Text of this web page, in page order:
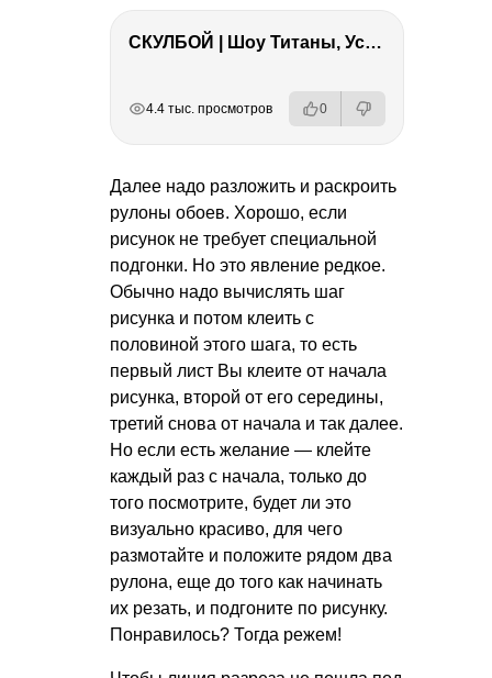
СКУЛБОЙ | Шоу Титаны, Усейн Болт, Ларрат, Зашквар!
4.4 тыс. просмотров 0
Далее надо разложить и раскроить
рулоны обоев. Хорошо, если
рисунок не требует специальной
подгонки. Но это явление редкое.
Обычно надо вычислять шаг
рисунка и потом клеить с
половиной этого шага, то есть
первый лист Вы клеите от начала
рисунка, второй от его середины,
третий снова от начала и так далее.
Но если есть желание — клейте
каждый раз с начала, только до
того посмотрите, будет ли это
визуально красиво, для чего
размотайте и положите рядом два
рулона, еще до того как начинать
их резать, и подгоните по рисунку.
Понравилось? Тогда режем!